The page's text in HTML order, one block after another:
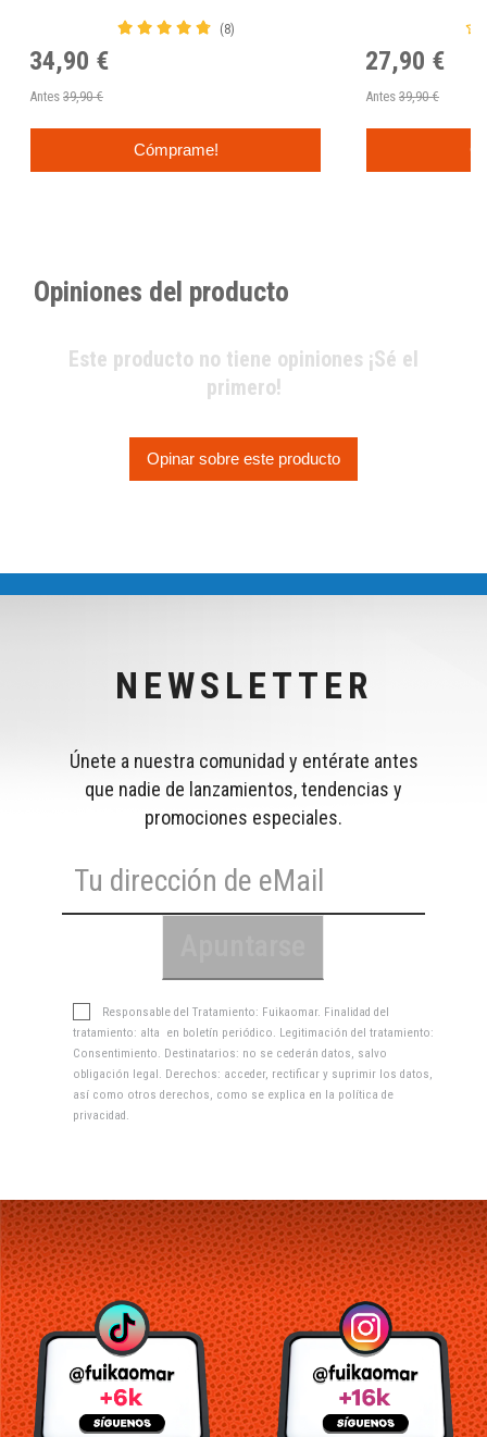
(8)
34,90 €
Antes 39,90 €
Cómprame!
27,90 €
Antes 39,90 €
Opiniones del producto
Este producto no tiene opiniones ¡Sé el
primero!
Opinar sobre este producto
NEWSLETTER
Únete a nuestra comunidad y entérate antes
que nadie de lanzamientos, tendencias y
promociones especiales.
Responsable del Tratamiento: Fuikaomar. Finalidad del
tratamiento: alta en boletín periódico. Legitimación del tratamiento:
Consentimiento. Destinatarios: no se cederán datos, salvo
obligación legal. Derechos: acceder, rectificar y suprimir los datos,
así como otros derechos, como se explica en la política de
privacidad